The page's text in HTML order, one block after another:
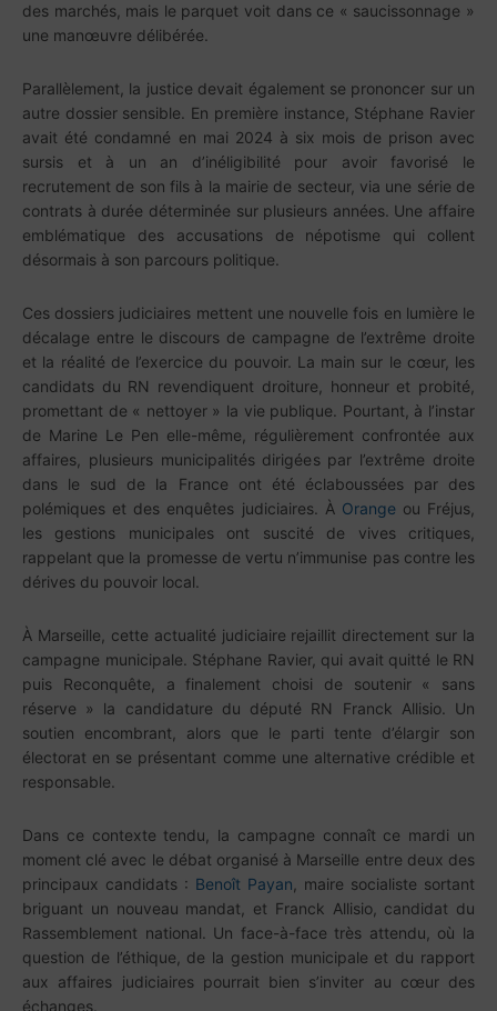
des marchés, mais le parquet voit dans ce « saucissonnage »
une manœuvre délibérée.
Parallèlement, la justice devait également se prononcer sur un
autre dossier sensible. En première instance, Stéphane Ravier
avait été condamné en mai 2024 à six mois de prison avec
sursis et à un an d’inéligibilité pour avoir favorisé le
recrutement de son fils à la mairie de secteur, via une série de
contrats à durée déterminée sur plusieurs années. Une affaire
emblématique des accusations de népotisme qui collent
désormais à son parcours politique.
Ces dossiers judiciaires mettent une nouvelle fois en lumière le
décalage entre le discours de campagne de l’extrême droite
et la réalité de l’exercice du pouvoir. La main sur le cœur, les
candidats du RN revendiquent droiture, honneur et probité,
promettant de « nettoyer » la vie publique. Pourtant, à l’instar
de Marine Le Pen elle-même, régulièrement confrontée aux
affaires, plusieurs municipalités dirigées par l’extrême droite
dans le sud de la France ont été éclaboussées par des
polémiques et des enquêtes judiciaires. À Orangeou Fréjus,
les gestions municipales ont suscité de vives critiques,
rappelant que la promesse de vertu n’immunise pas contre les
dérives du pouvoir local.
À Marseille, cette actualité judiciaire rejaillit directement sur la
campagne municipale. Stéphane Ravier, qui avait quitté le RN
puis Reconquête, a finalement choisi de soutenir « sans
réserve » la candidature du député RN Franck Allisio. Un
soutien encombrant, alors que le parti tente d’élargir son
électorat en se présentant comme une alternative crédible et
responsable.
Dans ce contexte tendu, la campagne connaît ce mardi un
moment clé avec le débat organisé à Marseille entre deux des
principaux candidats : Benoît Payan , maire socialiste sortant
briguant un nouveau mandat, et Franck Allisio, candidat du
Rassemblement national. Un face-à-face très attendu, où la
question de l’éthique, de la gestion municipale et du rapport
aux affaires judiciaires pourrait bien s’inviter au cœur des
échanges.